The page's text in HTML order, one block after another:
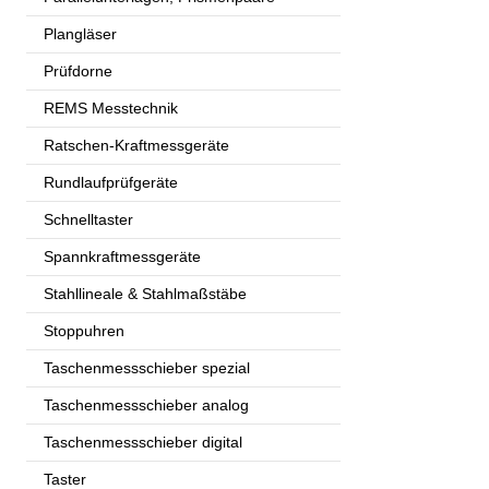
Plangläser
Prüfdorne
REMS Messtechnik
Ratschen-Kraftmessgeräte
Rundlaufprüfgeräte
Schnelltaster
Spannkraftmessgeräte
Stahllineale & Stahlmaßstäbe
Stoppuhren
Taschenmessschieber spezial
Taschenmessschieber analog
Taschenmessschieber digital
Taster